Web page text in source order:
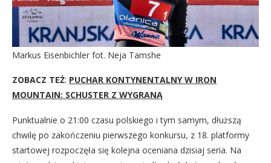
Markus Eisenbichler fot. Neja Tamshe
ZOBACZ TEŻ: PUCHAR KONTYNENTALNY W IRON
MOUNTAIN: SCHUSTER Z WYGRANĄ
Punktualnie o 21:00 czasu polskiego i tym samym, dłuższą
chwilę po zakończeniu pierwszego konkursu, z 18. platformy
startowej rozpoczęła się kolejna oceniana dzisiaj seria. Na